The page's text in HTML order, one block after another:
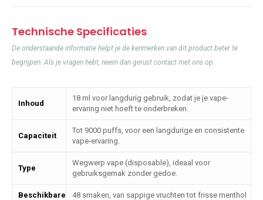
Technische Specificaties
De onderstaande informatie helpt je de kenmerken van dit product beter te
begrijpen. Als je vragen hebt, neem dan gerust contact met ons op.
Inhoud
18 ml voor langdurig gebruik, zodat je je vape-
ervaring niet hoeft te onderbreken.
Capaciteit
Tot 9000 puffs, voor een langdurige en consistente
vape-ervaring.
Type
Wegwerp vape (disposable), ideaal voor
gebruiksgemak zonder gedoe.
Beschikbare
48 smaken, van sappige vruchten tot frisse menthol